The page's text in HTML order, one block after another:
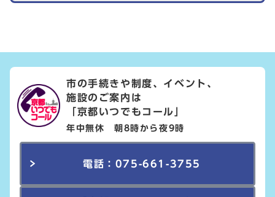
市の手続きや制度、イベント、
施設のご案内は
「京都いつでもコール」
年中無休 朝8時から夜9時
電話：075-661-3755